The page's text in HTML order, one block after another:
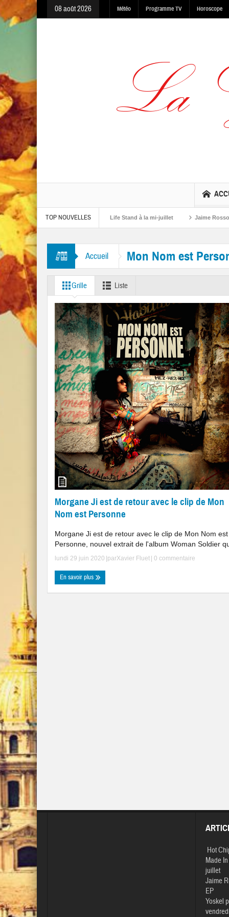
08 août 2026 Météo Programme TV Horoscope
TOP NOUVELLES
Made In The Dark et One Life Stand à la mi-juillet Jaime Rosso sort
Man” et “Like A Rolling Stone”
Accueil Mon Nom est
Grille Liste
Morgane Ji est de retour avec le clip de Mon
Nom est Personne
Morgane Ji est de retour avec le clip de Mon Nom est
Personne, nouvel extrait de l'album Woman Soldier
lundi 29 juin 2020 |parXavier Fluet 0 commentaire
En savoir plus
Hot
Made
juillet
Jaime
EP
Yoskel